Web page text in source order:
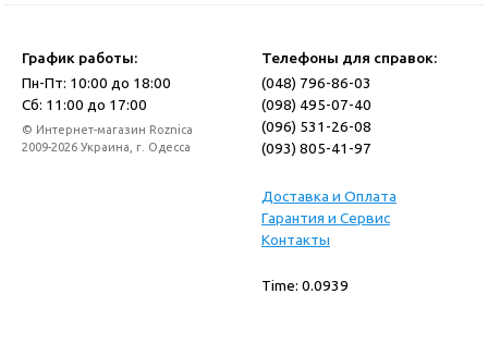
График работы:
Пн-Пт: 10:00 до 18:00
Сб: 11:00 до 17:00
© Интернет-магазин Roznica
2009-2026 Украина, г. Одесса
Телефоны для справок:
(048) 796-86-03
(098) 495-07-40
(096) 531-26-08
(093) 805-41-97
Доставка и Оплата
Гарантия и Сервис
Контакты
Time: 0.0939